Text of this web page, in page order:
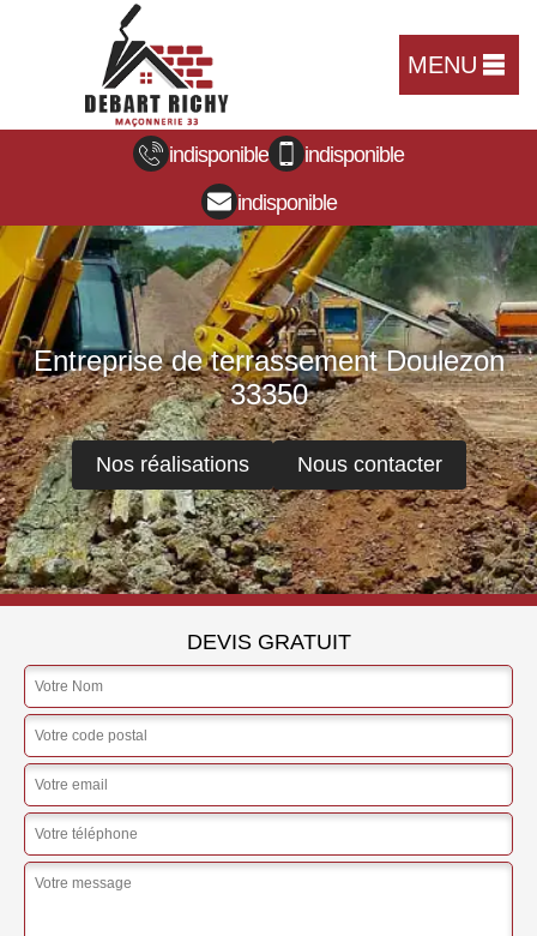
MENU
indisponible
indisponible
indisponible
Entreprise de terrassement Doulezon
33350
Nos réalisations Nous contacter
DEVIS GRATUIT